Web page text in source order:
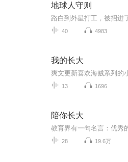
地球人守则
40 4983
我的长大
13 1696
陪你长大
28 19.6万